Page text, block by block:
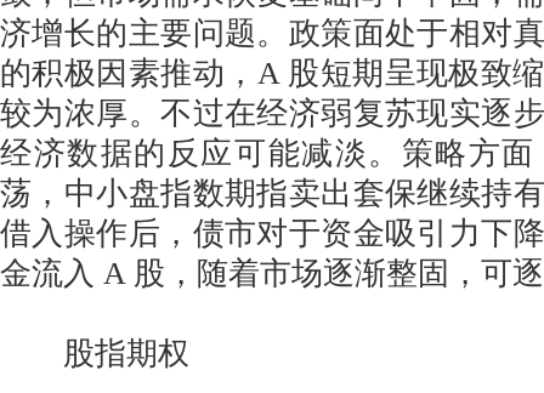
济增长的主要问题。政策面处于相对
的积极因素推动，A 股短期呈现极致
较为浓厚。不过在经济弱复苏现实逐
经济数据的反应可能减淡。策略方
荡，中小盘指数期指卖出套保继续持
借入操作后，债市对于资金吸引力下
金流入 A 股，随着市场逐渐整固，可
股指期权